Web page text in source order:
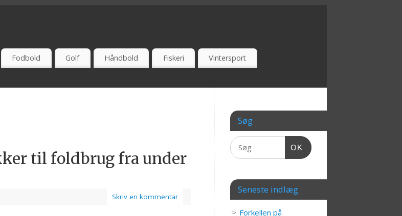
ONLINE - ANBEFAL - ERFARING
Fodbold Golf Håndbold Fiskeri Vintersport
til foldbrug fra under
Skriv en kommentar
Søg
OK
Seneste indlæg
Forkellen på